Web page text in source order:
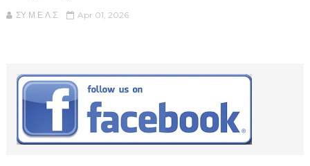
ΣΥ.Μ.Ε.Λ.Σ. Apr 01, 2026